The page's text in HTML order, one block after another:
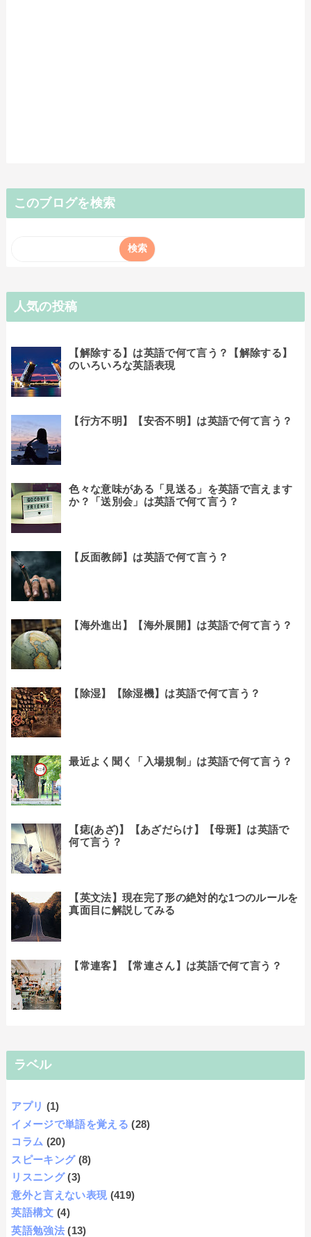
このブログを検索
人気の投稿
【解除する】は英語で何て言う？【解除する】
のいろいろな英語表現
【行方不明】【安否不明】は英語で何て言う？
色々な意味がある「見送る」を英語で言えます
か？「送別会」は英語で何て言う？
【反面教師】は英語で何て言う？
【海外進出】【海外展開】は英語で何て言う？
【除湿】【除湿機】は英語で何て言う？
最近よく聞く「入場規制」は英語で何て言う？
【痣(あざ)】【あざだらけ】【母斑】は英語で
何て言う？
【英文法】現在完了形の絶対的な1つのルールを
真面目に解説してみる
【常連客】【常連さん】は英語で何て言う？
ラベル
アプリ (1)
イメージで単語を覚える (28)
コラム (20)
スピーキング (8)
リスニング (3)
意外と言えない表現 (419)
英語構文 (4)
英語勉強法 (13)